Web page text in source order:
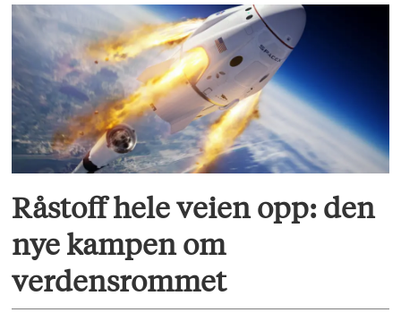
Råstoff hele veien opp: den
nye kampen om
verdensrommet